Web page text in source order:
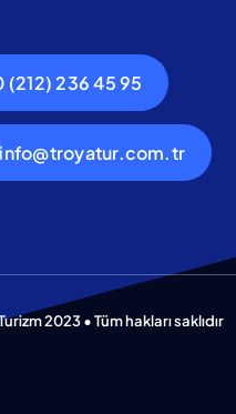
(212) 236 45 95
info@troyatur.com.tr
2023 • Tüm hakları saklıdır